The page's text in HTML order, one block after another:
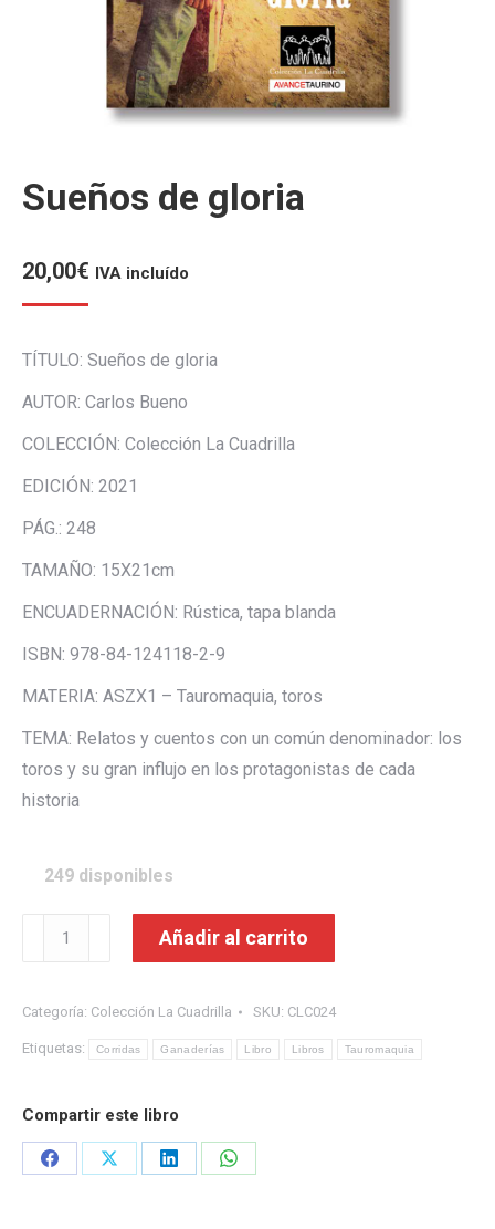
Sueños de gloria
20,00€ IVA incluído
TÍTULO: Sueños de gloria
AUTOR: Carlos Bueno
COLECCIÓN: Colección La Cuadrilla
EDICIÓN: 2021
PÁG.: 248
TAMAÑO: 15X21cm
ENCUADERNACIÓN: Rústica, tapa blanda
ISBN: 978-84-124118-2-9
MATERIA: ASZX1 – Tauromaquia, toros
TEMA: Relatos y cuentos con un común denominador: los
toros y su gran influjo en los protagonistas de cada
historia
249 disponibles
Sueños
cantidad
Añadir al carrito
Categoría: Colección La Cuadrilla SKU: CLC024
Etiquetas: Corridas Ganaderías Libro Libros Tauromaquia
Compartir este libro
Share
Share
Share
Share